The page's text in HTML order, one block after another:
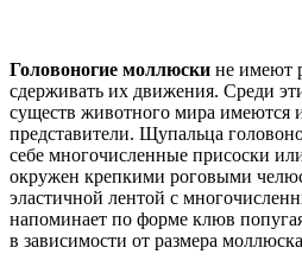
Головоногие моллюски не имеют
сдерживать их движения. Среди
существ животного мира имеются
представители. Щупальца
себе многочисленные присоски
окружен крепкими роговыми
эластичной лентой с
напоминает по форме клюв
в зависимости от размера